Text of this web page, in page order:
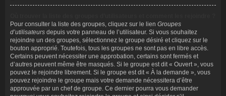
Pour consulter la liste des groupes, cliquez sur le lien Groupes
d’utilisateurs depuis votre panneau de l’utilisateur. Si vous souhaitez
rejoindre un des groupes, sélectionnez le groupe désiré et cliquez sur le
bouton approprié. Toutefois, tous les groupes ne sont pas en libre accès.
Certains peuvent nécessiter une approbation, certains sont fermés et
d’autres peuvent même être masqués. Si le groupe est dit « Ouvert », vous
pouvez le rejoindre librement. Si le groupe est dit « À la demande », vous
pouvez rejoindre le groupe mais votre demande nécessitera d’être
approuvée par un chef de groupe. Ce dernier pourra vous demander